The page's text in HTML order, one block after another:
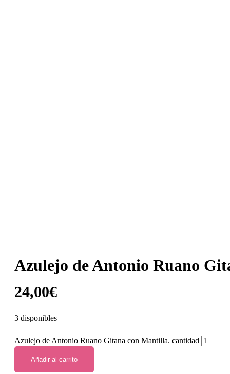
Azulejo de Antonio Ruano
24,00€
3 disponibles
Azulejo de Antonio Ruano Gitana con Mantilla. cantidad
Añadir al carrito